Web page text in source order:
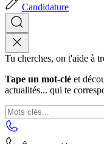
Candidature
Tu cherches, on t'aide à
Tape un mot-clé et
actualités... qui te